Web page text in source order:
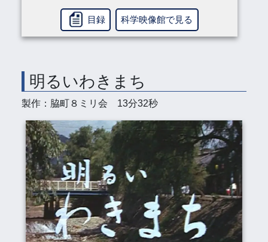
目録 科学映像館で見る
明るいわきまち
製作：脇町８ミリ会 13分32秒